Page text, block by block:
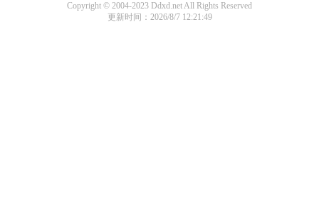
Copyright © 2004-2023 Ddxd.net All Rights Reserved
更新时间：2026/8/7 12:21:49